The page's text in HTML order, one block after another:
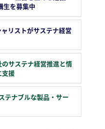
生を募集中
リストがサステナ経営
サステナ経営推進と情
支援
テナブルな製品・サー